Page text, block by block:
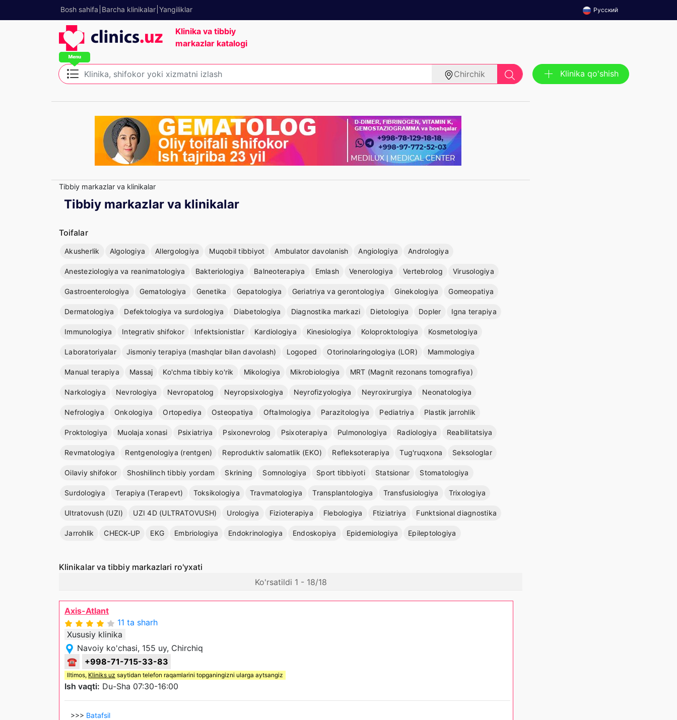
Bosh sahifa Barcha klinikalar Yangiliklar Русский
Klinika va tibbiy
markazlar katalogi
Chirchik Klinika qo'shish
Tibbiy markazlar va klinikalar
Tibbiy markazlar va klinikalar
Toifalar
Akusherlik Algologiya Allergologiya Muqobil tibbiyot Ambulator davolanish Angiologiya Andrologiya
Anesteziologiya va reanimatologiya Bakteriologiya Balneoterapiya Emlash Venerologiya Vertebrolog Virusologiya
Gastroenterologiya Gematologiya Genetika Gepatologiya Geriatriya va gerontologiya Ginekologiya Gomeopatiya
Dermatologiya Defektologiya va surdologiya Diabetologiya Diagnostika markazi Dietologiya Dopler Igna terapiya
Immunologiya Integrativ shifokor Infektsionistlar Kardiologiya Kinesiologiya Koloproktologiya Kosmetologiya
Laboratoriyalar Jismoniy terapiya (mashqlar bilan davolash) Logoped Otorinolaringologiya (LOR) Mammologiya
Manual terapiya Massaj Ko'chma tibbiy ko'rik Mikologiya Mikrobiologiya MRT (Magnit rezonans tomografiya)
Narkologiya Nevrologiya Nevropatolog Neyropsixologiya Neyrofizyologiya Neyroxirurgiya Neonatologiya
Nefrologiya Onkologiya Ortopediya Osteopatiya Oftalmologiya Parazitologiya Pediatriya Plastik jarrohlik
Proktologiya Muolaja xonasi Psixiatriya Psixonevrolog Psixoterapiya Pulmonologiya Radiologiya Reabilitatsiya
Revmatologiya Rentgenologiya (rentgen) Reproduktiv salomatlik (EKO) Refleksoterapiya Tug'ruqxona Seksologlar
Oilaviy shifokor Shoshilinch tibbiy yordam Skrining Somnologiya Sport tibbiyoti Statsionar Stomatologiya
Surdologiya Terapiya (Terapevt) Toksikologiya Travmatologiya Transplantologiya Transfusiologiya Trixologiya
Ultratovush (UZI) UZI 4D (ULTRATOVUSH) Urologiya Fizioterapiya Flebologiya Ftiziatriya Funktsional diagnostika
Jarrohlik CHECK-UP EKG Embriologiya Endokrinologiya Endoskopiya Epidemiologiya Epileptologiya
Klinikalar va tibbiy markazlari ro'yxati
Ko'rsatildi 1 - 18/18
Axis-Atlant
11 ta sharh
Xususiy klinika
Navoiy ko'chasi, 155 uy, Chirchiq
☎
+998-71-715-33-83
Iltimos, Kliniks uz saytidan telefon raqamlarini topganingizni ularga aytsangiz
Ish vaqti: Du-Sha 07:30-16:00
>>> Batafsil